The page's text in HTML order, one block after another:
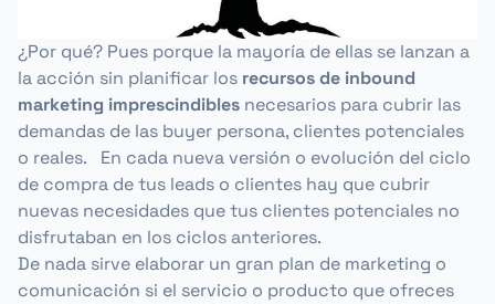
¿Por qué? Pues porque la mayoría de ellas se lanzan a
la acción sin planificar los recursos de inbound
marketing imprescindibles necesarios para cubrir las
demandas de las buyer persona, clientes potenciales
o reales. En cada nueva versión o evolución del ciclo
de compra de tus leads o clientes hay que cubrir
nuevas necesidades que tus clientes potenciales no
disfrutaban en los ciclos anteriores.
De nada sirve elaborar un gran plan de marketing o
comunicación si el servicio o producto que ofreces